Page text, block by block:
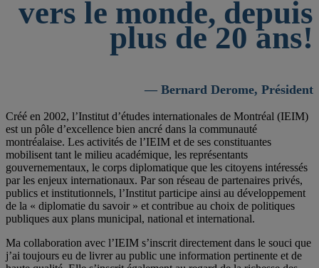
vers le monde, depuis
plus de 20 ans!
— Bernard Derome, Président
Créé en 2002, l’Institut d’études internationales de Montréal (IEIM)
est un pôle d’excellence bien ancré dans la communauté
montréalaise. Les activités de l’IEIM et de ses constituantes
mobilisent tant le milieu académique, les représentants
gouvernementaux, le corps diplomatique que les citoyens intéressés
par les enjeux internationaux. Par son réseau de partenaires privés,
publics et institutionnels, l’Institut participe ainsi au développement
de la « diplomatie du savoir » et contribue au choix de politiques
publiques aux plans municipal, national et international.
Ma collaboration avec l’IEIM s’inscrit directement dans le souci que
j’ai toujours eu de livrer au public une information pertinente et de